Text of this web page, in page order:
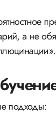
а не
подходы: